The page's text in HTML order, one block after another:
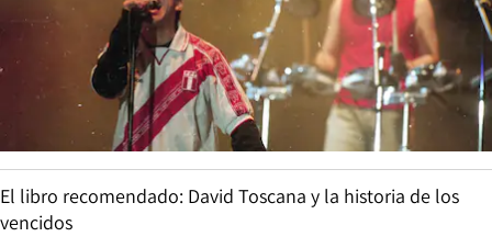
El libro recomendado: David Toscana y la historia de los
vencidos